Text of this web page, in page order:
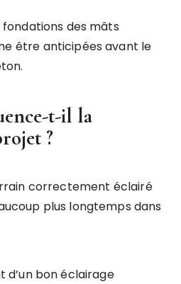
des mâts
être anticipées avant le
t-il la
?
correctement éclairé
plus longtemps dans
d’un bon éclairage